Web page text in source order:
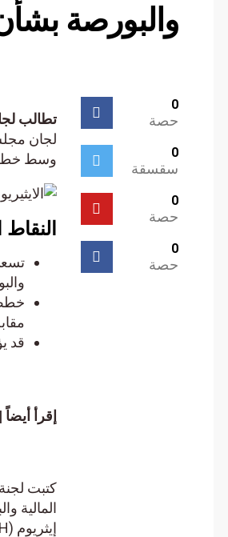
والبورصة
حصة
سقسقة
حصة
حصة
تطالب
لجان مجلس
وسط خطط
النقاط
تسعى
قد
إقرأ أيضاً |
كتبت لجنة
إيثريوم (ETH).